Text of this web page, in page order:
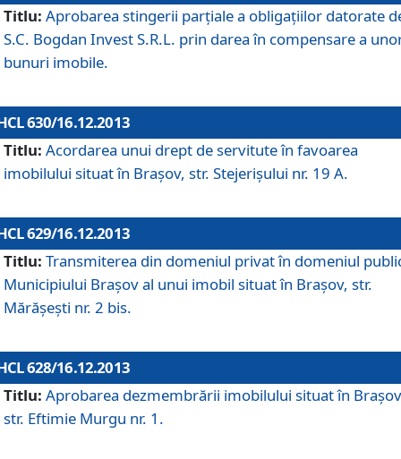
Titlu: Aprobarea stingerii parţiale a obligaţiilor datorate
S.C. Bogdan Invest S.R.L. prin darea în compensare a
bunuri imobile.
630/16.12.2013
Titlu: Acordarea unui drept de servitute în favoarea
imobilului situat în Braşov, str. Stejerişului nr. 19 A.
629/16.12.2013
Titlu: Transmiterea din domeniul privat în domeniul
Municipiului Braşov al unui imobil situat în Braşov, str.
Mărăşeşti nr. 2 bis.
628/16.12.2013
Titlu: Aprobarea dezmembrării imobilului situat în
str. Eftimie Murgu nr. 1.